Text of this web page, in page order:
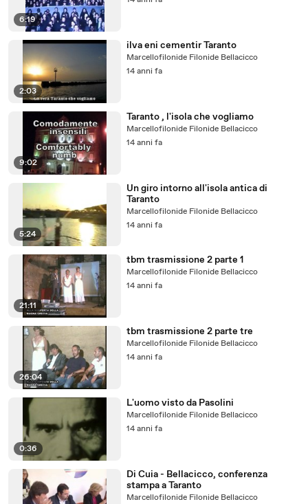
6:19
2:03
ilva eni cementir Taranto
Marcellofilonide Filonide Bellacicco
14 anni fa
9:02
Taranto , l'isola che vogliamo
Marcellofilonide Filonide Bellacicco
14 anni fa
5:24
Un giro intorno all'isola antica di
Taranto
Marcellofilonide Filonide Bellacicco
14 anni fa
21:11
tbm trasmissione 2 parte 1
Marcellofilonide Filonide Bellacicco
14 anni fa
26:04
tbm trasmissione 2 parte tre
Marcellofilonide Filonide Bellacicco
14 anni fa
0:36
L'uomo visto da Pasolini
Marcellofilonide Filonide Bellacicco
14 anni fa
Di Cuia - Bellacicco, conferenza
stampa a Taranto
Marcellofilonide Filonide Bellacicco